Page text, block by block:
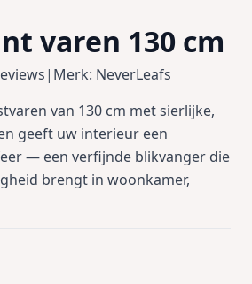
varen 130 cm
| Merk: NeverLeafs
van 130 cm met sierlijke,
geeft uw interieur een
— een verfijnde blikvanger die
brengt in woonkamer,